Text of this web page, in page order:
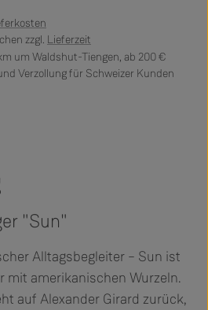
zzgl. Lieferzeit
um Waldshut-Tiengen, ab 200 €
Verzollung für Schweizer Kunden
"Sun"
Alltagsbegleiter – Sun ist
mit amerikanischen Wurzeln.
auf Alexander Girard zurück,